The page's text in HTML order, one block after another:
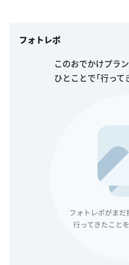
フォトレポ
このおでかけプラ
ひとことで「行って